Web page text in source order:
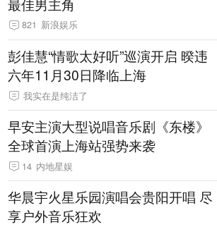
最佳男主角
821 新浪娱乐
彭佳慧“情歌太好听”巡演开启 暌违
六年11月30日降临上海
我实在是纯洁了
早安主演大型说唱音乐剧《东楼》
全球首演上海站强势来袭
14 内地星娱
华晨宇火星乐园演唱会贵阳开唱 尽
享户外音乐狂欢